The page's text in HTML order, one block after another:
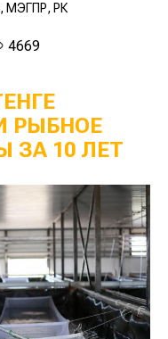
МЭГПР, РК
4669
РЫБНОЕ
ЗА 10 ЛЕТ